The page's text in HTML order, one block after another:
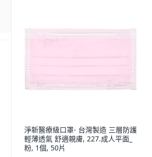
淨新醫療級口罩- 台灣製造 三層防護
輕薄透氣 舒適親膚, 227.成人平面_
粉, 1個, 50片